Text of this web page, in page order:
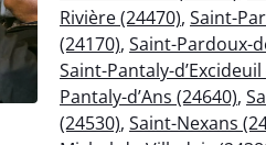
Rivière (24470), Saint-
(24170), Saint-Pardoux-
Saint-Pantaly-d’Excideuil
Pantaly-d’Ans (24640),
(24530), Saint-Nexans